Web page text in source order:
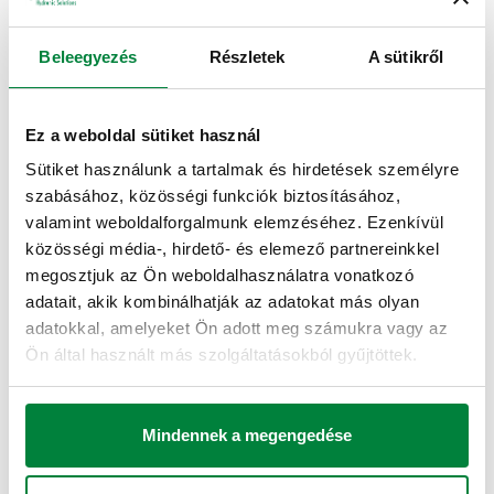
Beleegyezés Részletek A sütikről
Ez a weboldal sütiket használ
Sütiket használunk a tartalmak és hirdetések személyre
szabásához, közösségi funkciók biztosításához,
valamint weboldalforgalmunk elemzéséhez. Ezenkívül
közösségi média-, hirdető- és elemező partnereinkkel
megosztjuk az Ön weboldalhasználatra vonatkozó
adatait, akik kombinálhatják az adatokat más olyan
adatokkal, amelyeket Ön adott meg számukra vagy az
Ön által használt más szolgáltatásokból gyűjtöttek.
Mindennek a megengedése
Actions
1) M
egyenes
csatlakozó
23 p. 1,5
egyenes csatlakozó
3D modellek
BIM
Mutat